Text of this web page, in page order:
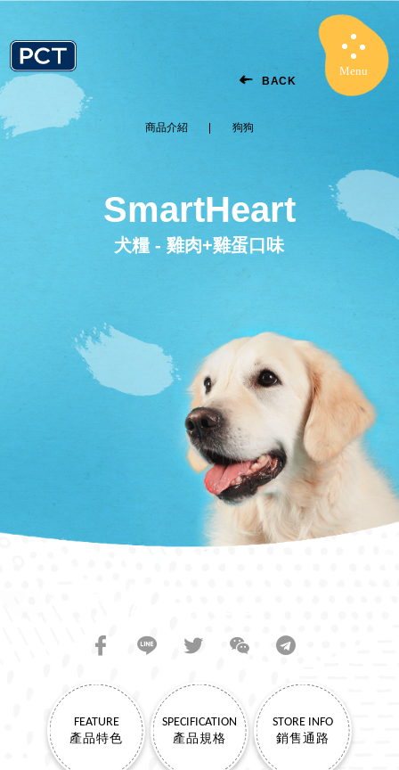
MenuClose
BACK
商品介紹 狗狗
SmartHeart
犬糧 - 雞肉+雞蛋口味
FEATURE
產品特色
SPECIFICATION
產品規格
STORE INFO
銷售通路